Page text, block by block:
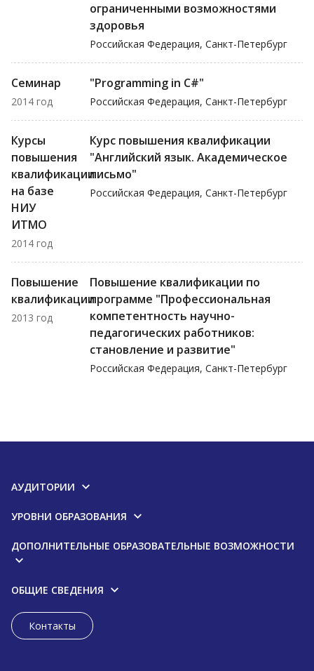
ограниченными возможностями
здоровья
Российская Федерация, Санкт-Петербург
Семинар
2014 год
"Programming in C#"
Российская Федерация, Санкт-Петербург
Курсы
повышения
квалификации
на базе
НИУ
ИТМО
2014 год
Курс повышения квалификации
"Английский язык. Академическое
письмо"
Российская Федерация, Санкт-Петербург
Повышение
квалификации
2013 год
Повышение квалификации по
программе "Профессиональная
компетентность научно-
педагогических работников:
становление и развитие"
Российская Федерация, Санкт-Петербург
АУДИТОРИИ
УРОВНИ ОБРАЗОВАНИЯ
ДОПОЛНИТЕЛЬНЫЕ ОБРАЗОВАТЕЛЬНЫЕ ВОЗМОЖНОСТИ
ОБЩИЕ СВЕДЕНИЯ
Контакты